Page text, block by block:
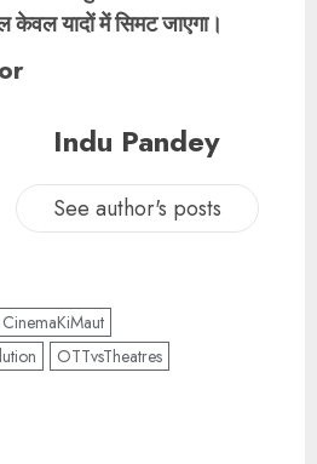
केवल यादों में सिमट जाएगा।
Indu Pandey
See author's posts
CinemaKiMaut
OTTvsTheatres